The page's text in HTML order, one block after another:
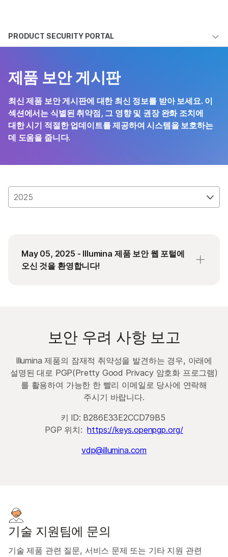
솔루션
회사
지원
추천 링크
PRODUCT SECURITY PORTAL
Bulletins
Documentation
제품 보안 게시판
최신 제품 보안 게시판에 대한 최신 정보를 받아 보세요. 이
섹션에서는 식별된 취약점, 그 영향 및 권장 완화 조치에
대한 시기 적절한 업데이트를 제공하여 시스템을 보호하는
데 도움을 줍니다.
2025
May 05, 2025 - Illumina 제품 보안 웹 포털에
오신 것을 환영합니다!
것입니다. Bulletin 업데이트에는 주요 보안
업데이트, VDP 범위 업데이트 및 백서/컨퍼런스
토크 발표가 포함될 수 있습니다.
보안 우려 사항 보고
Illumina 제품의 잠재적 취약성을 발견하는 경우, 아래에
설명된 대로 PGP(Pretty Good Privacy 암호화 프로그램)
를 활용하여 가능한 한 빨리 이메일로 당사에 연락해
주시기 바랍니다.
키 ID: B286E33E2CCD79B5
PGP 위치:https://keys.openpgp.org/
vdp@illumina.com
기술 지원팀에 문의
기술 제품 관련 질문, 서비스 문제 또는 기타 지원 관련
보다 관련성이 높은 콘텐츠를 확인하실 수
있습니다. 주요 관심 분야를 선택해 주세요:
미생물학 연구
복합 질환 연구
연구